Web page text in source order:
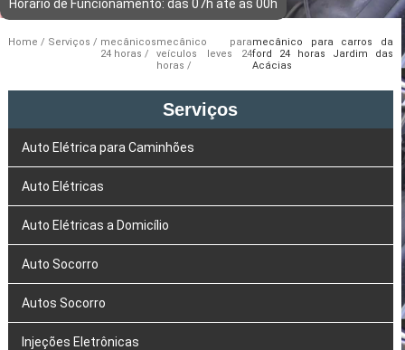
Home Serviços
mecânicos
24 horas
mecânico para
veículos leves 24
horas
mecânico para carros da
ford 24 horas Jardim das
Acácias
Serviços
Auto Elétrica para Caminhões
Auto Elétricas
Auto Elétricas a Domicílio
Auto Socorro
Autos Socorro
Injeções Eletrônicas